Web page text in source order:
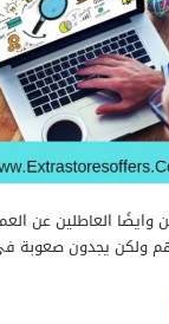
وايضًا العاطلين عن
ولكن يجدون صعوبة